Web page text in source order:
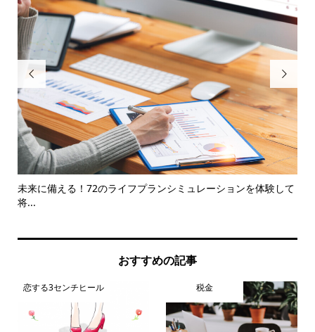

未来に備える！72のライフプランシミュレーションを体験して
将...

おすすめの記事
恋する3センチヒール 税金